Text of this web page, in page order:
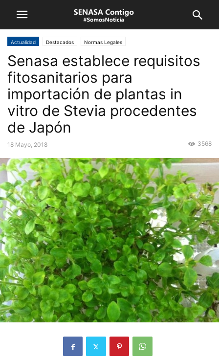
Actualidad Destacados Normas Legales
Senasa establece requisitos
fitosanitarios para
importación de plantas in
vitro de Stevia procedentes
de Japón
18 Mayo, 2018 3568